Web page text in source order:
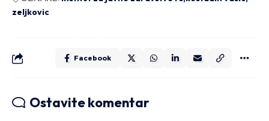
zeljkovic
Facebook
Ostavite komentar